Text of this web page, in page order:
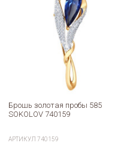
Брошь золотая пробы 585
SOKOLOV 740159
АРТИКУЛ740159